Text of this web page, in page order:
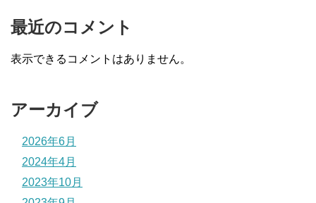
最近のコメント
表示できるコメントはありません。
アーカイブ
2026年6月
2024年4月
2023年10月